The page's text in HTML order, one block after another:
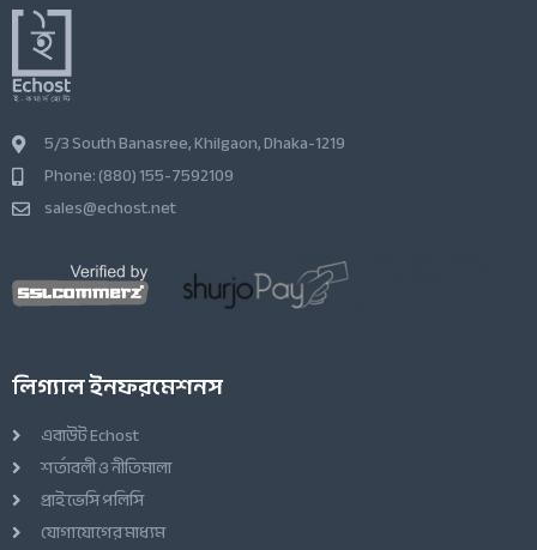
5/3 South Banasree, Khilgaon, Dhaka-1219
Phone: (880) 155-7592109
sales@echost.net
লিগ্যাল ইনফরমেশনস
এবাউট Echost
শর্তাবলী ও নীতিমালা
প্রাইভেসি পলিসি
যোগাযোগের মাধ্যম